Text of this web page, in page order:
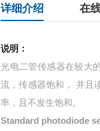
详细介绍 在
说明：
光电二管传感器在较大
流 ，传感器饱和 ， 并且
率 ， 且不发生饱和。
Standard photodiode